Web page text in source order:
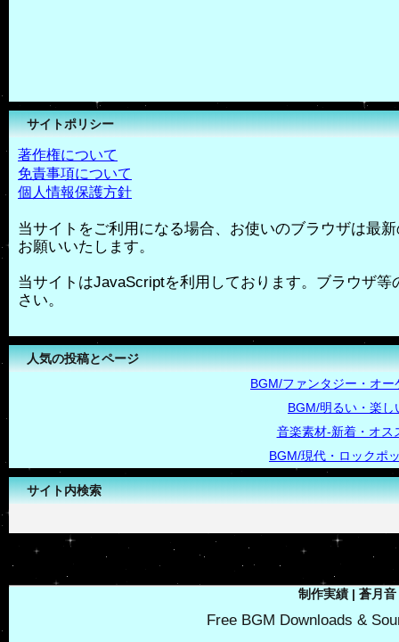
サイトポリシー
著作権について
免責事項について
個人情報保護方針
当サイトをご利用になる場合、お使いのブラウザは最
お願いいたします。
当サイトはJavaScriptを利用しております。ブラウザ
さい。
人気の投稿とページ
BGM/ファンタジー・オー
BGM/明るい・楽し
音楽素材-新着・オス
BGM/現代・ロックポ
サイト内検索
制作実績 | 蒼月音
Free BGM Downloads &